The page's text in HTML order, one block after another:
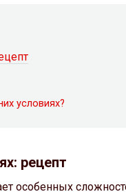
условиях?
рецепт
особенных